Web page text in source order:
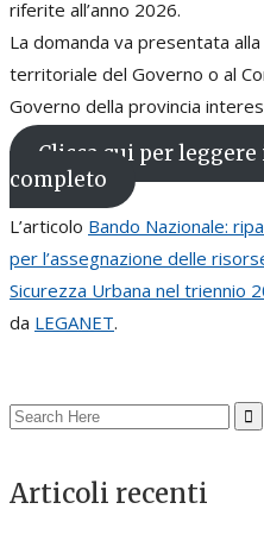
riferite all’anno 2026.
La domanda va presentata
territoriale del Governo o al
Governo della provincia
Clicca qui per leggere
completo
L’articolo Bando Nazionale:
per l’assegnazione delle
Sicurezza Urbana nel triennio
da LEGANET.
Search
for:
Articoli recenti